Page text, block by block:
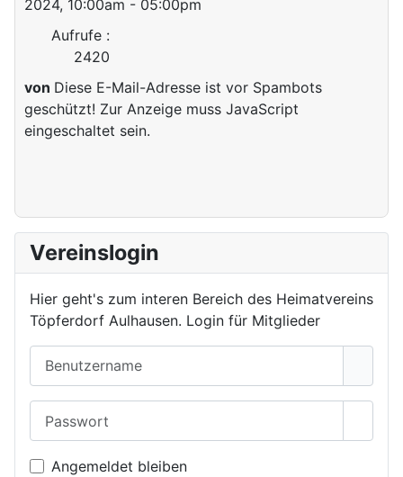
2024, 10:00am - 05:00pm
Aufrufe:
2420
von Diese E-Mail-Adresse ist vor Spambots
geschützt! Zur Anzeige muss JavaScript
eingeschaltet sein.
Vereinslogin
Hier geht's zum interen Bereich des Heimatvereins
Töpferdorf Aulhausen. Login für Mitglieder
Angemeldet bleiben